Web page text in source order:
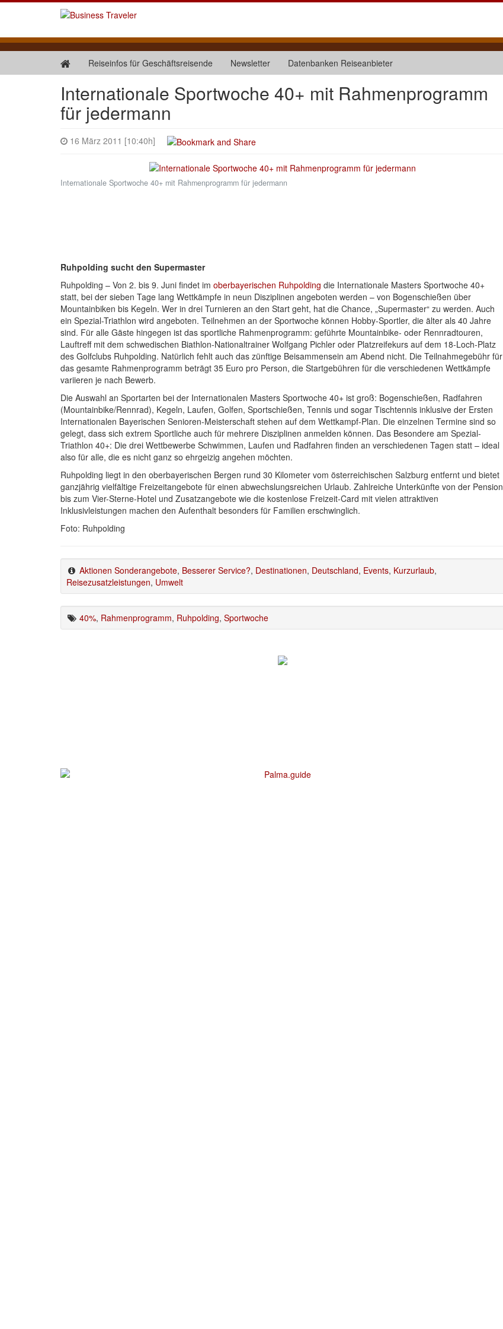
Reiseinfos für Geschäftsreisende Newsletter Datenbanken Reiseanbieter
Internationale Sportwoche 40+ mit Rahmenprogramm
für jedermann
16 März 2011 [10:40h]
Internationale Sportwoche 40+ mit Rahmenprogramm für jedermann
Ruhpolding sucht den Supermaster
Ruhpolding – Von 2. bis 9. Juni findet im oberbayerischen Ruhpolding die Internationale Masters Sportwoche 40+
statt, bei der sieben Tage lang Wettkämpfe in neun Disziplinen angeboten werden – von Bogenschießen über
Mountainbiken bis Kegeln. Wer in drei Turnieren an den Start geht, hat die Chance, „Supermaster“ zu werden. Auch
ein Spezial-Triathlon wird angeboten. Teilnehmen an der Sportwoche können Hobby-Sportler, die älter als 40 Jahre
sind. Für alle Gäste hingegen ist das sportliche Rahmenprogramm: geführte Mountainbike- oder Rennradtouren,
Lauftreff mit dem schwedischen Biathlon-Nationaltrainer Wolfgang Pichler oder Platzreifekurs auf dem 18-Loch-Platz
des Golfclubs Ruhpolding. Natürlich fehlt auch das zünftige Beisammensein am Abend nicht. Die Teilnahmegebühr für
das gesamte Rahmenprogramm beträgt 35 Euro pro Person, die Startgebühren für die verschiedenen Wettkämpfe
variieren je nach Bewerb.
Die Auswahl an Sportarten bei der Internationalen Masters Sportwoche 40+ ist groß: Bogenschießen, Radfahren
(Mountainbike/Rennrad), Kegeln, Laufen, Golfen, Sportschießen, Tennis und sogar Tischtennis inklusive der Ersten
Internationalen Bayerischen Senioren-Meisterschaft stehen auf dem Wettkampf-Plan. Die einzelnen Termine sind so
gelegt, dass sich extrem Sportliche auch für mehrere Disziplinen anmelden können. Das Besondere am Spezial-
Triathlon 40+: Die drei Wettbewerbe Schwimmen, Laufen und Radfahren finden an verschiedenen Tagen statt – ideal
also für alle, die es nicht ganz so ehrgeizig angehen möchten.
Ruhpolding liegt in den oberbayerischen Bergen rund 30 Kilometer vom österreichischen Salzburg entfernt und bietet
ganzjährig vielfältige Freizeitangebote für einen abwechslungsreichen Urlaub. Zahlreiche Unterkünfte von der Pension
bis zum Vier-Sterne-Hotel und Zusatzangebote wie die kostenlose Freizeit-Card mit vielen attraktiven
Inklusivleistungen machen den Aufenthalt besonders für Familien erschwinglich.
Foto: Ruhpolding
Aktionen Sonderangebote, Besserer Service?, Destinationen, Deutschland, Events, Kurzurlaub,
Reisezusatzleistungen, Umwelt
40%, Rahmenprogramm, Ruhpolding, Sportwoche